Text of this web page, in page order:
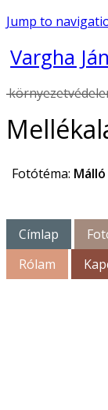
Jump to
Vargha
Fotótéma:
Címlap
Rólam